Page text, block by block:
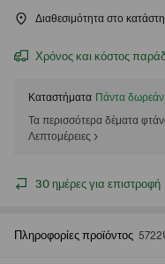
Διαθεσιμότητα στο
Χρόνος και κόστος
Καταστήματα Πάντα δωρεάν
Τα περισσότερα δέματα
Λεπτομέρειες >
30 ημέρες για επιστροφή
Πληροφορίες προϊόντος